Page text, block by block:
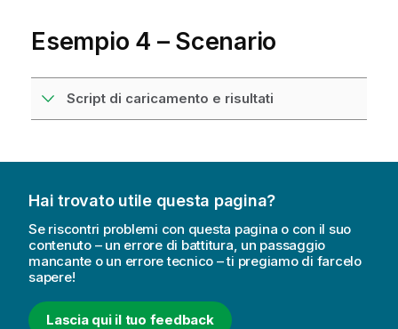
Esempio 4 – Scenario
Script di caricamento e risultati
Hai trovato utile questa pagina?
Se riscontri problemi con questa pagina o con il suo
contenuto – un errore di battitura, un passaggio
mancante o un errore tecnico – ti pregiamo di farcelo
sapere!
Lascia qui il tuo feedback